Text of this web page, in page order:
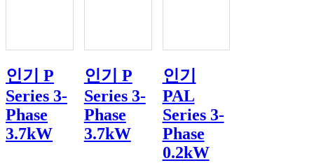
인기
P
Series 3-
Phase
3.7kW
인기
P
Series 3-
Phase
3.7kW
인기
PAL
Series 3-
Phase
0.2kW